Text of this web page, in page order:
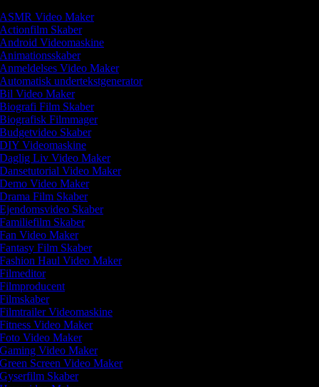
Video Maker
Skaber
Videomaskine
Video Maker
undertekstgenerator
Video Maker
Film Skaber
Filmmager
Skaber
Videomaskine
Liv Video Maker
Video Maker
Video Maker
Film Skaber
Skaber
Skaber
Video Maker
Film Skaber
Haul Video Maker
Videomaskine
Video Maker
Video Maker
Video Maker
Screen Video Maker
Skaber